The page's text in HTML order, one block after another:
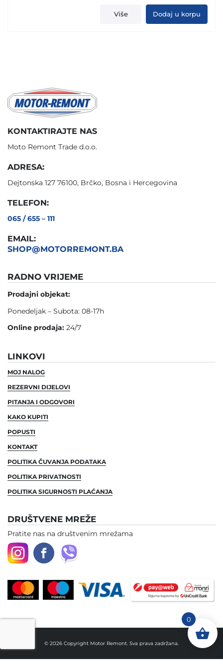
was:
799,90 KM.
is:
649,00 KM.
Više Dodaj u korpu
KONTAKTIRAJTE NAS
Moto Remont Trade d.o.o.
ADRESA:
Dejtonska 127 76100, Brčko, Bosna i Hercegovina
TELEFON:
065 / 655 – 111
EMAIL:
SHOP@MOTORREMONT.BA
RADNO VRIJEME
Prodajni objekat:
Ponedeljak – Subota: 08-17h
Online prodaja: 24/7
LINKOVI
MOJ NALOG
REZERVNI DIJELOVI
PITANJA I ODGOVORI
KAKO KUPITI
POPUSTI
KONTAKT
POLITIKA ČUVANJA PODATAKA
POLITIKA PRIVATNOSTI
POLITIKA SIGURNOSTI PLAĆANJA
DRUŠTVENE MREŽE
Pratite nas na društvenim mrežama
© 2026 Copyright Motor Remont. Sva prava zadržana.
0